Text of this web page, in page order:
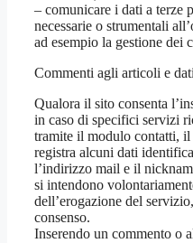
– comunicare i dati a terze
necessarie o strumentali
ad esempio la gestione dei
Commenti agli articoli e
Qualora il sito consenta
in caso di specifici servizi
tramite il modulo contatti, il
registra alcuni dati
l’indirizzo mail e il
si intendono
dell’erogazione del
consenso.
Inserendo un commento o